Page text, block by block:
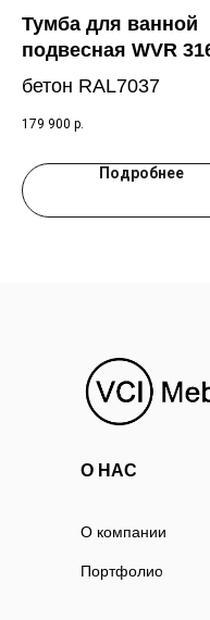
Тумба для ванной
подвесная WVR
бетон RAL7037
179 900 р.
Подробнее
О компании
О НАС
Портфолио